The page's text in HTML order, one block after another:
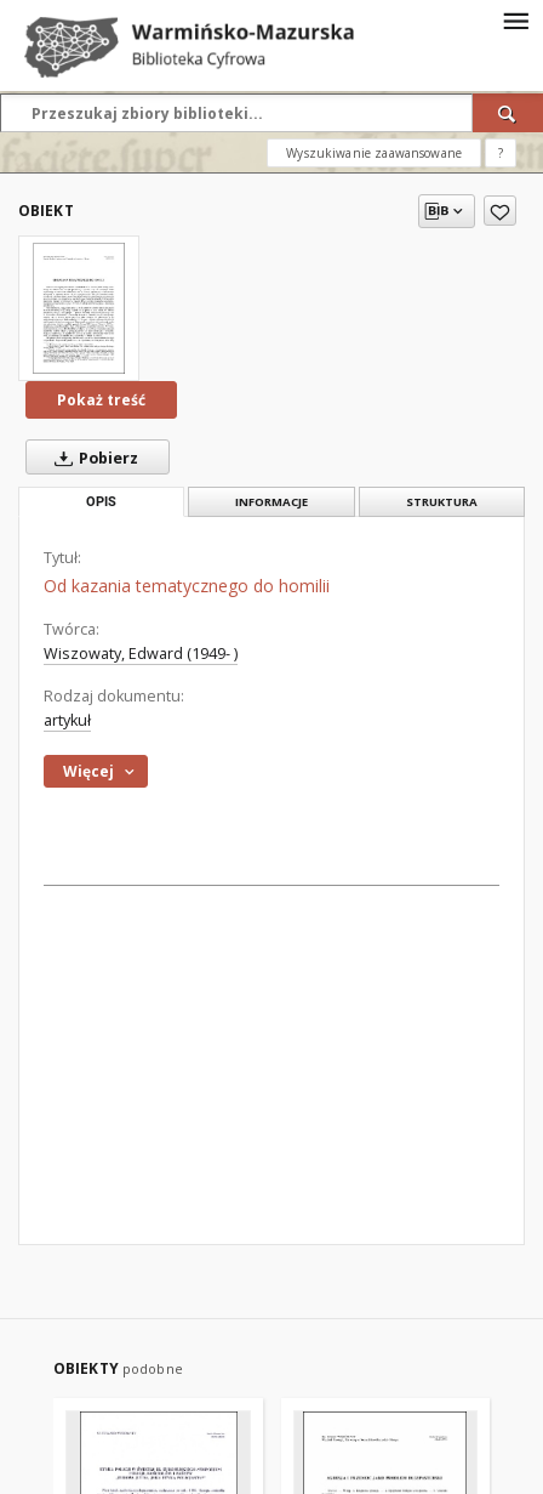
Wyszukiwanie zaawansowane ?
OBIEKT
Pokaż treść
Pobierz
OPIS INFORMACJE STRUKTURA
Tytuł:
Od kazania tematycznego do homilii
Twórca:
Wiszowaty, Edward (1949- )
Rodzaj dokumentu:
artykuł
Więcej
OBIEKTY podobne